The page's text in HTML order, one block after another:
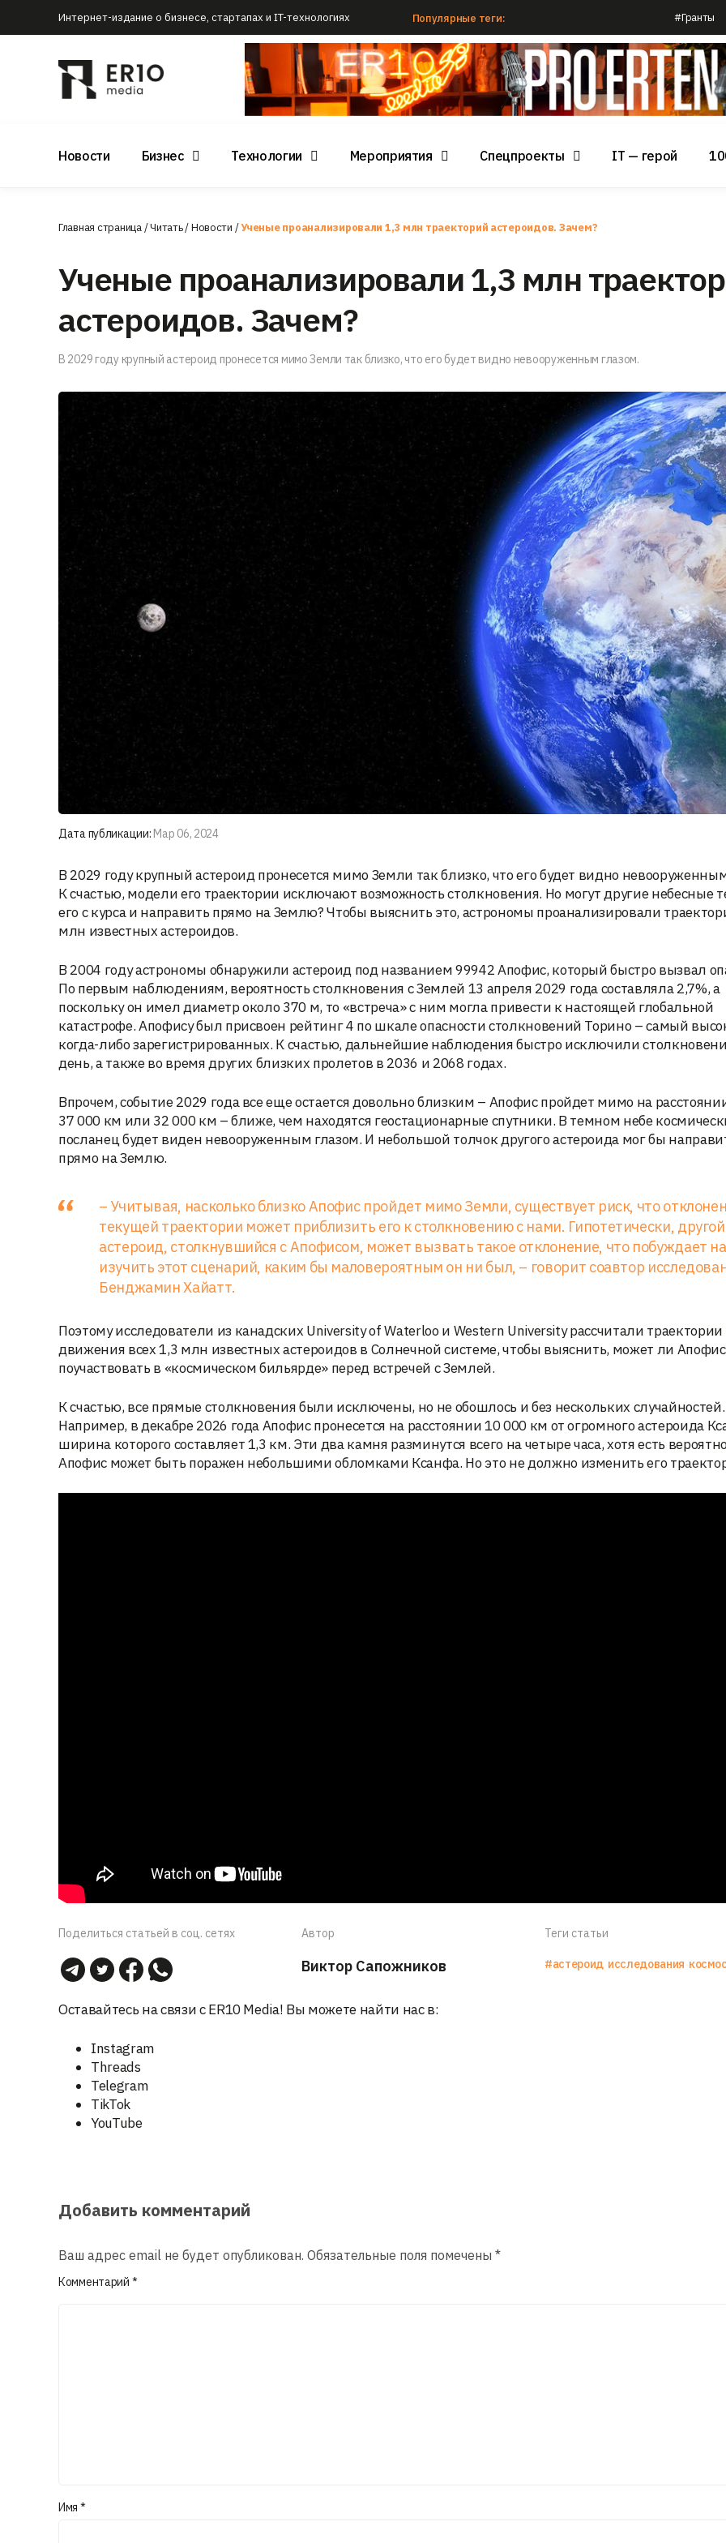
Интернет-издание о бизнесе, стартапах и IT-технологиях Популярные теги: #Гранты
Новости Бизнес Технологии Мероприятия Спецпроекты IT — герой
Главная страница/Читать/Новости /Ученые проанализировали 1,3 млн траекторий астероидов. Зачем?
Ученые проанализировали 1,3 млн
астероидов. Зачем?
В 2029 году крупный астероид пронесется мимо Земли так близко, что его будет видно невооруженным глазом.
Дата публикации: Мар 06, 2024
В 2029 году крупный астероид пронесется мимо Земли так близко, что его будет видно
К счастью, модели его траектории исключают возможность столкновения. Но могут другие небесные
его с курса и направить прямо на Землю? Чтобы выяснить это, астрономы проанализировали
млн известных астероидов.
В 2004 году астрономы обнаружили астероид под названием 99942 Апофис, который быстро вызвал
По первым наблюдениям, вероятность столкновения с Землей 13 апреля 2029 года составляла 2,7%, а
поскольку он имел диаметр около 370 м, то «встреча» с ним могла привести к настоящей глобальной
катастрофе. Апофису был присвоен рейтинг 4 по шкале опасности столкновений Торино – самый
когда-либо зарегистрированных. К счастью, дальнейшие наблюдения быстро исключили
день, а также во время других близких пролетов в 2036 и 2068 годах.
Впрочем, событие 2029 года все еще остается довольно близким – Апофис пройдет мимо на
37 000 км или 32 000 км – ближе, чем находятся геостационарные спутники. В темном небе
посланец будет виден невооруженным глазом. И небольшой толчок другого астероида мог бы
прямо на Землю.
– Учитывая, насколько близко Апофис пройдет мимо Земли, существует риск, что
текущей траектории может приблизить его к столкновению с нами. Гипотетически, другой
астероид, столкнувшийся с Апофисом, может вызвать такое отклонение, что побуждает
изучить этот сценарий, каким бы маловероятным он ни был, – говорит соавтор
Бенджамин Хайатт.
Поэтому исследователи из канадских University of Waterloo и Western University рассчитали траектории
движения всех 1,3 млн известных астероидов в Солнечной системе, чтобы выяснить, может ли Апофис
поучаствовать в «космическом бильярде» перед встречей с Землей.
К счастью, все прямые столкновения были исключены, но не обошлось и без нескольких случайностей.
Например, в декабре 2026 года Апофис пронесется на расстоянии 10 000 км от огромного астероида
ширина которого составляет 1,3 км. Эти два камня разминутся всего на четыре часа, хотя есть
Апофис может быть поражен небольшими обломками Ксанфа. Но это не должно изменить его
Поделиться статьей в соц. сетях Автор
Виктор Сапожников
Теги статьи
#астероид исследования
Оставайтесь на связи с ER10 Media! Вы можете найти нас в:
Instagram
Threads
Telegram
TikTok
YouTube
Добавить комментарий
Ваш адрес email не будет опубликован. Обязательные поля помечены *
Комментарий *
Имя *